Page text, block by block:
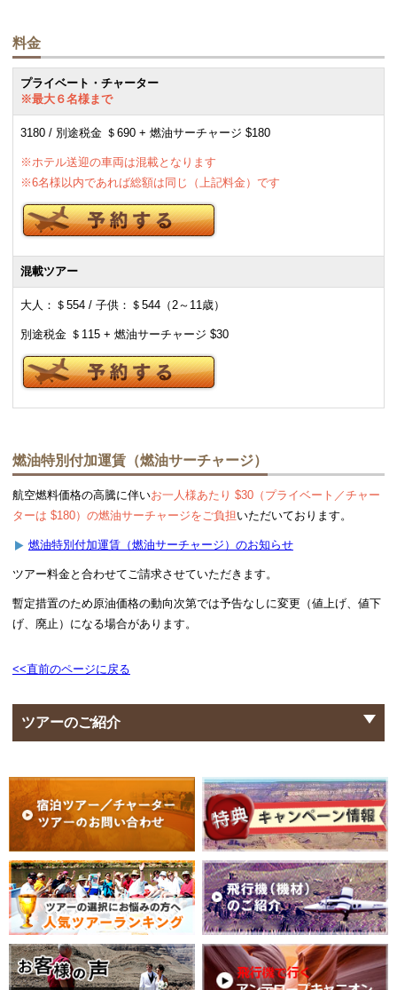
料金
プライベート・チャーター
※最大６名様まで
3180 / 別途税金 ＄690 + 燃油サーチャージ $180
※ホテル送迎の車両は混載となります
※6名様以内であれば総額は同じ（上記料金）です
混載ツアー
大人：＄554 / 子供：＄544（2～11歳）
別途税金 ＄115 + 燃油サーチャージ $30
燃油特別付加運賃（燃油サーチャージ）
航空燃料価格の高騰に伴いお一人様あたり $30（プライベート／チャー
ターは $180）の燃油サーチャージをご負担いただいております。
燃油特別付加運賃（燃油サーチャージ）のお知らせ
ツアー料金と合わせてご請求させていただきます。
暫定措置のため原油価格の動向次第では予告なしに変更（値上げ、値下
げ、廃止）になる場合があります。
<<直前のページに戻る
ツアーのご紹介